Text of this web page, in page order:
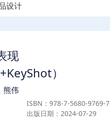
设计
现
）
熊伟
ISBN：978-7-5680-9769-7
出版日期：2024-07-29